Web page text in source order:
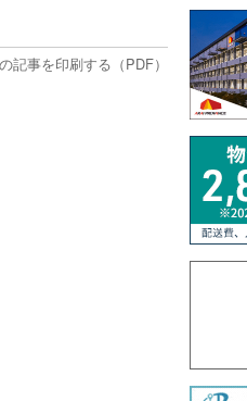
記事を印刷する（PDF）